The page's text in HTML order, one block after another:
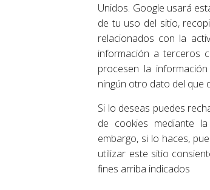
Unidos. Google usará
de tu uso del sitio,
relacionados con la
información a terceros
procesen la
ningún otro dato del que
Si lo deseas puedes
de cookies mediante
embargo, si lo haces,
utilizar este sitio
fines arriba indicados